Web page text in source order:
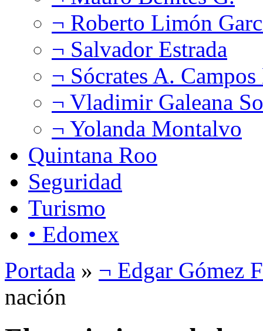
¬ Roberto Limón
¬ Salvador Estrada
¬ Sócrates A.
¬ Vladimir Galeana
¬ Yolanda Montalvo
Quintana Roo
Seguridad
Turismo
• Edomex
Portada » ¬ Edgar Gómez
nación